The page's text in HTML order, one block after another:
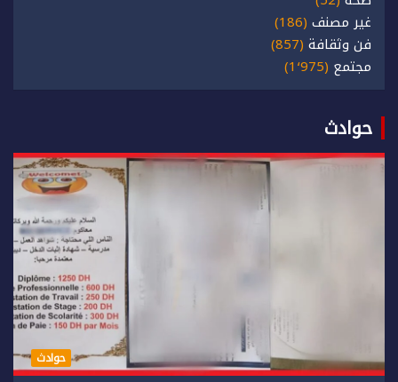
غير مصنف (186)
فن وثقافة (857)
مجتمع (1٬975)
حوادث
حوادث